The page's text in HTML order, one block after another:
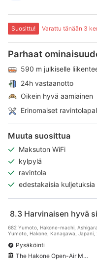
Suosittu! Varattu tänään 3
Parhaat
590 m julkiselle
24h vastaanotto
Oikein hyvä aamiainen
Erinomaiset
Muuta suosittua
Maksuton WiFi
kylpylä
ravintola
edestakaisia kuljetuksia
8.3 Harvinaisen hyvä
682 Yumoto, Hakone-machi,
Yumoto, Hakone, Kanagawa, Japani,
Pysäköinti
The Hakone Open-Air Museum